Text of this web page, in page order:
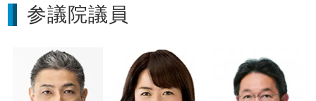
参議院議員